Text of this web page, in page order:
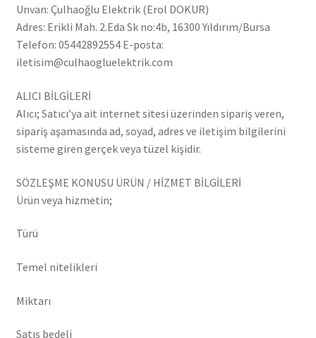
Unvan: Çulhaoğlu Elektrik (Erol DOKUR)
Adres: Erikli Mah. 2.Eda Sk no:4b, 16300 Yıldırım/Bursa
Telefon: 05442892554 E-posta:
iletisim@culhaogluelektrik.com
ALICI BİLGİLERİ
Alıcı; Satıcı’ya ait internet sitesi üzerinden sipariş veren,
sipariş aşamasında ad, soyad, adres ve iletişim bilgilerini
sisteme giren gerçek veya tüzel kişidir.
SÖZLEŞME KONUSU ÜRÜN / HİZMET BİLGİLERİ
Ürün veya hizmetin;
Türü
Temel nitelikleri
Miktarı
Satış bedeli